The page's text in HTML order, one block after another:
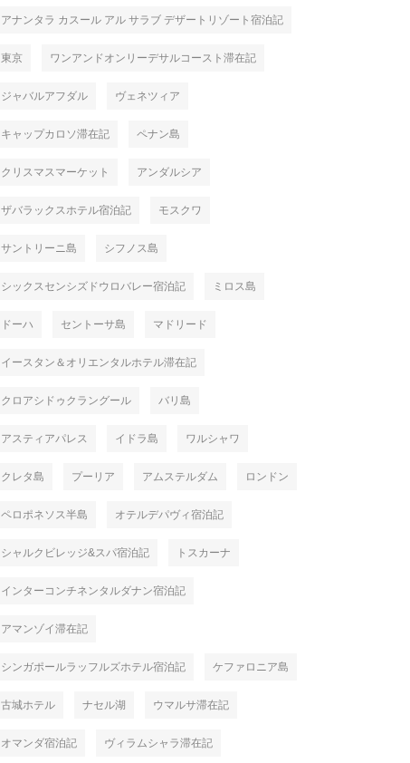
アナンタラ カスール アル サラブ デザートリゾート宿泊記
東京 ワンアンドオンリーデサルコースト滞在記
ジャバルアフダル ヴェネツィア
キャップカロソ滞在記 ペナン島
クリスマスマーケット アンダルシア
ザバラックスホテル宿泊記 モスクワ
サントリーニ島 シフノス島
シックスセンシズドウロバレー宿泊記 ミロス島
ドーハ セントーサ島 マドリード
イースタン＆オリエンタルホテル滞在記
クロアシドゥクラングール バリ島
アスティアパレス イドラ島 ワルシャワ
クレタ島 プーリア アムステルダム ロンドン
ペロポネソス半島 オテルデパヴィ宿泊記
シャルクビレッジ&スパ宿泊記 トスカーナ
インターコンチネンタルダナン宿泊記
アマンゾイ滞在記
シンガポールラッフルズホテル宿泊記 ケファロニア島
古城ホテル ナセル湖 ウマルサ滞在記
オマンダ宿泊記 ヴィラムシャラ滞在記